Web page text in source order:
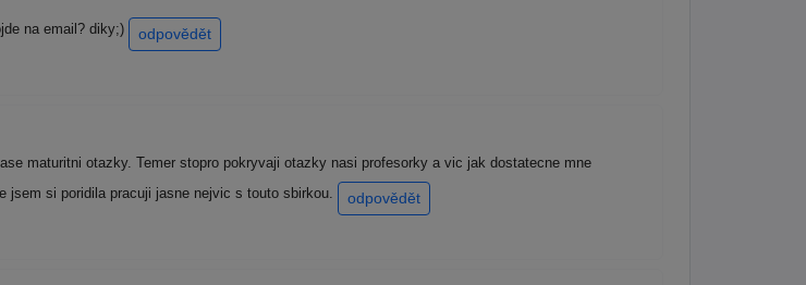
na email? diky;) odpovědět
maturitni otazky. Temer stopro pokryvaji otazky nasi profesorky a vic jak dostatecne mne
jsem si poridila pracuji jasne nejvic s touto sbirkou.
odpovědět